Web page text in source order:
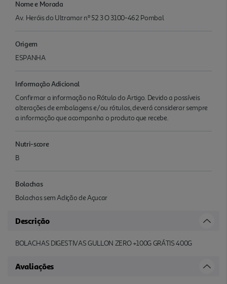
Nome e Morada
Av. Heróis do Ultramar nº 52 3 O 3100-462 Pombal
Origem
ESPANHA
Informação Adicional
Confirmar a informação no Rótulo do Artigo. Devido a possíveis
alterações de embalagens e/ou rótulos, deverá considerar sempre
a informação que acompanha o produto que recebe.
Nutri-score
B
Bolachas
Bolachas sem Adição de Açucar
Descrição
BOLACHAS DIGESTIVAS GULLON ZERO +100G GRÁTIS 400G
Avaliações